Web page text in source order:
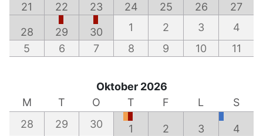
21 22 23 24 25 26 27
28 29 30 1 2 3
4
5
6 7 8 9 10 11
Oktober 2026
M
T O T F L
S
28
29 30 1 2 3 4